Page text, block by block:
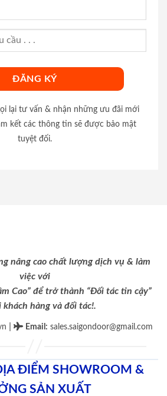
lại tư vấn & nhận những ưu đãi mới
kết các thông tin sẽ được bảo mật
tuyệt đối.
nâng cao chất lượng dịch vụ & làm
việc với
Cao” để trở thành “Đối tác tin cậy”
khách hàng và đối tác!.
Email : sales.saigondoor@gmail.com
ĐIỂM SHOWROOM &
SẢN XUẤT